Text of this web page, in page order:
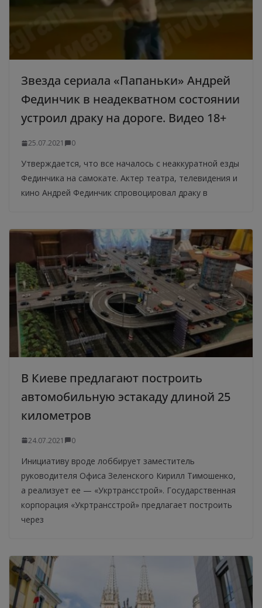
Звезда сериала «Папаньки» Андрей
Фединчик в неадекватном состоянии
устроил драку на дороге. Видео 18+
25.07.2021 0
Утверждается, что все началось с неаккуратной езды
Фединчика на самокате. Актер театра, телевидения и
кино Андрей Фединчик спровоцировал драку в
В Киеве предлагают построить
автомобильную эстакаду длиной 25
километров
24.07.2021 0
Инициативу вроде лоббирует заместитель
руководителя Офиса Зеленского Кирилл Тимошенко,
а реализует ее — «Укртрансстрой». Государственная
корпорация «Укртрансстрой» предлагает построить
через